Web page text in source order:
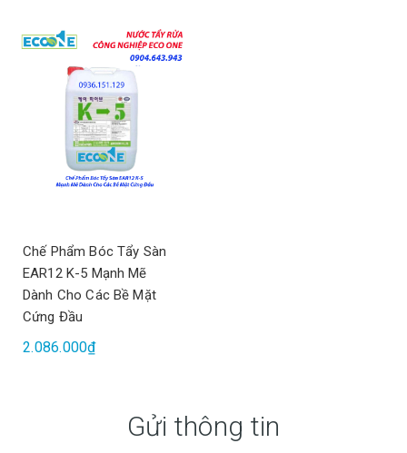
Chế Phẩm Bóc Tẩy Sàn
EAR12 K-5 Mạnh Mẽ
Dành Cho Các Bề Mặt
Cứng Đầu
2.086.000₫
Gửi thông tin